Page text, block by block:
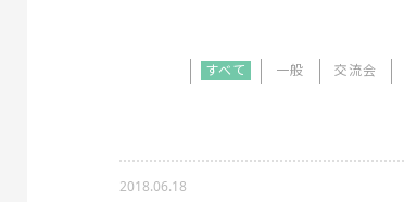
すべて 一般 交流会
2018.06.18